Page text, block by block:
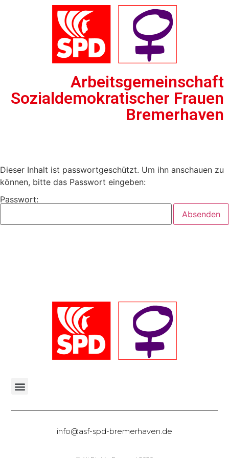
Arbeitsgemeinschaft
Sozialdemokratischer Frauen
Bremerhaven
Dieser Inhalt ist passwortgeschützt. Um ihn anschauen zu
können, bitte das Passwort eingeben:
Passwort:
info@asf-spd-bremerhaven.de